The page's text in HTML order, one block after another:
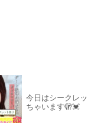
今日はシークレ
ちゃいます🫣💓